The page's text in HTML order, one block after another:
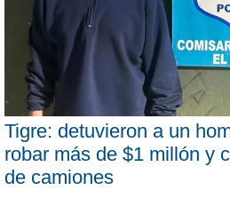
Tigre: detuvieron a un
robar más de $1 millón y
de camiones